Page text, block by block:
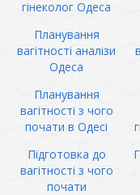
гінеколог Одеса
Планування
вагітності аналізи
Одеса
Планування
вагітності з чого
почати в Одесі
Підготовка до
вагітності з чого
почати